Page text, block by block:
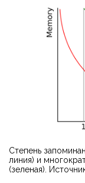
Степень
линия) и
(зеленая).